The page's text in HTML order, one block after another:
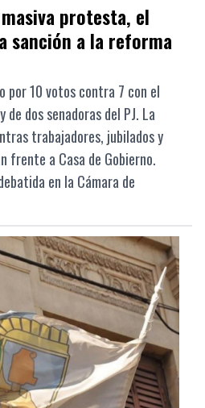
protesta, el
sanción a la reforma
por 10 votos contra 7 con el
dos senadoras del PJ. La
trabajadores, jubilados y
frente a Casa de Gobierno.
en la Cámara de